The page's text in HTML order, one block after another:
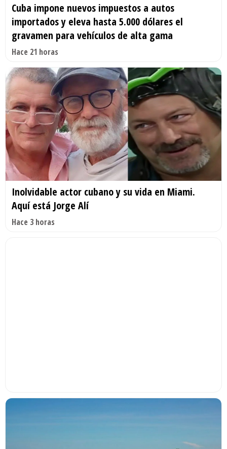
Cuba impone nuevos impuestos a autos
importados y eleva hasta 5.000 dólares el
gravamen para vehículos de alta gama
Hace 21 horas
Inolvidable actor cubano y su vida en Miami.
Aquí está Jorge Alí
Hace 3 horas